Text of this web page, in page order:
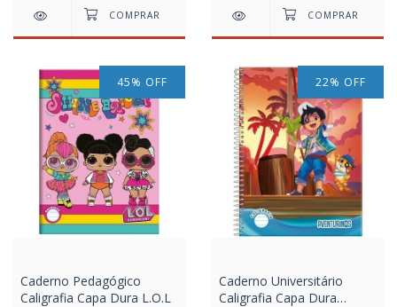
45% OFF
Caderno Pedagógico
Caligrafia Capa Dura L.O.L
22% OFF
Caderno Universitário
Caligrafia Capa Dura